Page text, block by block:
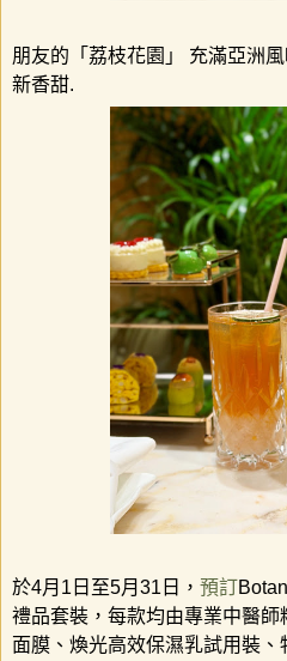
朋友的「荔枝花園」 充滿亞洲
新香甜.
於4月 1 日至5月 31 日， 預訂
禮品套裝，每款均由專業中醫師
面膜、煥光高效保濕乳試用裝、